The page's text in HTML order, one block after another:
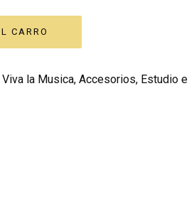
Viva la Musica, Accesorios, Estudio e